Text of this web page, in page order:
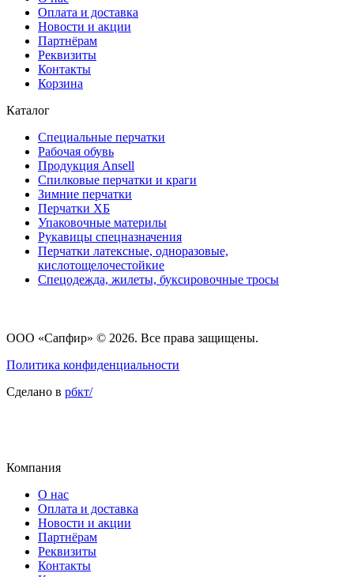
Оплата и доставка
Новости и акции
Партнёрам
Реквизиты
Контакты
Корзина
Каталог
Специальные перчатки
Рабочая обувь
Продукция Ansell
Cпилковые перчатки и краги
Зимние перчатки
Перчатки ХБ
Упаковочные материлы
Рукавицы спецназначения
Перчатки латексные, одноразовые,
кислотощелочестойкие
Спецодежда, жилеты, буксировочные тросы
ООО «Сапфир» © 2026. Все права защищены.
Политика конфиденциальности
Сделано в рбкт/
Компания
О нас
Оплата и доставка
Новости и акции
Партнёрам
Реквизиты
Контакты